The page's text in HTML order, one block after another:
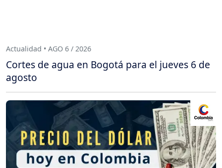
Actualidad • AGO 6 / 2026
Cortes de agua en Bogotá para el jueves 6 de
agosto